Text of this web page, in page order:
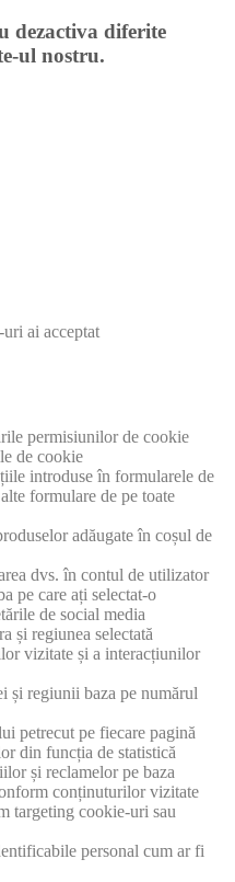
dezactiva diferite
ul nostru.
ai acceptat
permisiunilor de cookie
de cookie
introduse în formularele de
formulare de pe toate
adăugate în coșul de
dvs. în contul de utilizator
pe care ați selectat-o
de social media
și regiunea selectată
vizitate și a interacțiunilor
și regiunii baza pe numărul
petrecut pe fiecare pagină
din funcția de statistică
și reclamelor pe baza
conținuturilor vizitate
targeting cookie-uri sau
personal cum ar fi